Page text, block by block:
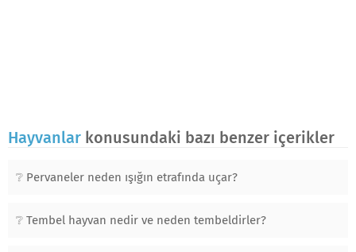
Hayvanlar konusundaki bazı benzer içerikler
Pervaneler neden ışığın etrafında uçar?
Tembel hayvan nedir ve neden tembeldirler?